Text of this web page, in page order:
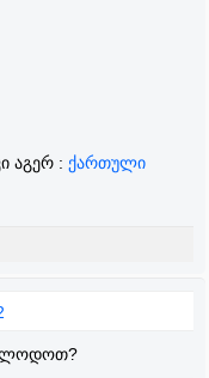
აგერ : ქართული